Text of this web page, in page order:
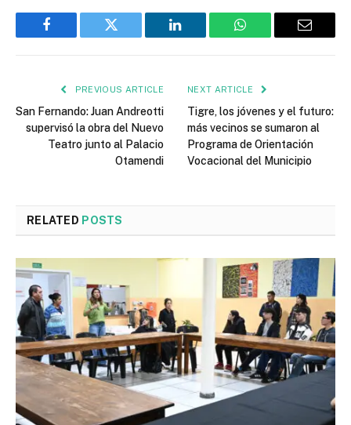
Facebook Twitter LinkedIn WhatsApp Email
PREVIOUS ARTICLE
San Fernando: Juan Andreotti
supervisó la obra del Nuevo
Teatro junto al Palacio
Otamendi
NEXT ARTICLE
Tigre, los jóvenes y el futuro:
más vecinos se sumaron al
Programa de Orientación
Vocacional del Municipio
RELATED POSTS